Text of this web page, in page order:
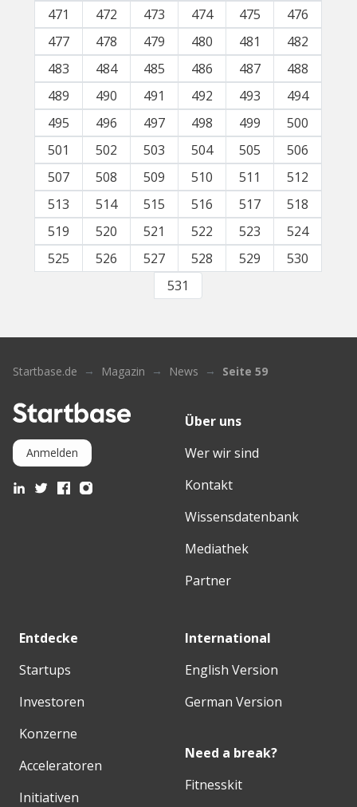
471 472 473 474 475
476
477
478 479 480 481
482
483
484 485 486 487
488
489
490 491 492 493
494
495
496 497 498 499
500
501
502 503 504 505
506
507
508 509 510 511
512
513
514 515 516 517
518
519
520 521 522 523
524
525
526 527 528 529
530
531
Startbase.de Magazin News Seite 59
Anmelden
Über uns
Wer wir sind
Kontakt
Wissensdatenbank
Mediathek
Partner
Entdecke
Startups
Investoren
Konzerne
Acceleratoren
Initiativen
International
English Version
German Version
Need a break?
Fitnesskit